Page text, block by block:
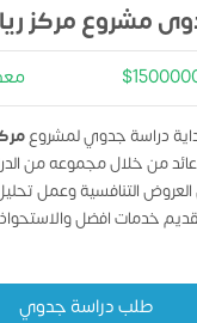
مشروع مركز
دراسة جدوي لمشروع
من خلال مجموعه من
التنافسية وعمل
خدمات افضل
طلب دراسة جدوي